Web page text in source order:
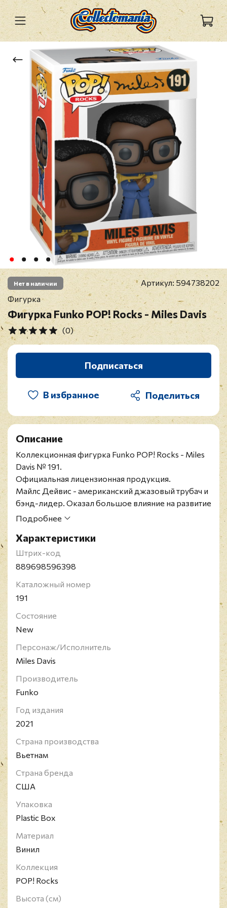
Нет в наличии Артикул: 594738202
Фигурка
Фигурка Funko POP! Rocks - Miles Davis
(0)
Подписаться
В избранное
Описание
Коллекционная фигурка Funko POP! Rocks - Miles
Davis № 191.
Официальная лицензионная продукция.
Майлс Дейвис - американский джазовый трубач и
бэнд-лидер. Оказал большое влияние на развитие
музыки XX века, стоял у истоков таких
Также в заслуги Дейвису приписывают создание
оригинального стиля игры на трубе, который
взяли на вооружение трубачи, играющие в стилях
Подробнее
Характеристики
Штрих-код
889698596398
Каталожный номер
191
Состояние
New
Персонаж/Исполнитель
Miles Davis
Производитель
Funko
Год издания
2021
Страна производства
Вьетнам
Страна бренда
США
Упаковка
Plastic Box
Материал
Винил
Коллекция
POP! Rocks
Высота (см)